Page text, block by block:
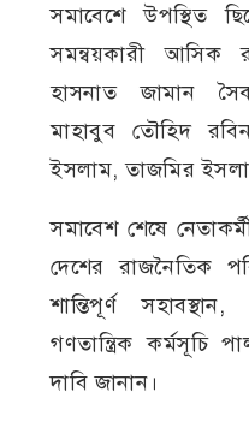
সমাবেশে উপস্থিত
সমন্বয়কারী আসিক
হাসনাত জামান
মাহাবুব তৌহিদ
ইসলাম, তাজমির
সমাবেশ শেষে
দেশের রাজনৈতিক
শান্তিপূর্ণ
গণতান্ত্রিক কর্মসূচি
দাবি জানান।